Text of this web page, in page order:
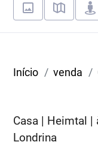
Início venda
Casa | Heimtal |
Londrina